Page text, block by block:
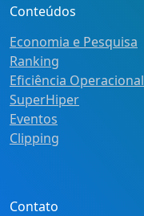
Conteúdos
Economia e Pesquisa
Ranking
Eficiência Operacional
SuperHiper
Eventos
Clipping
Contato